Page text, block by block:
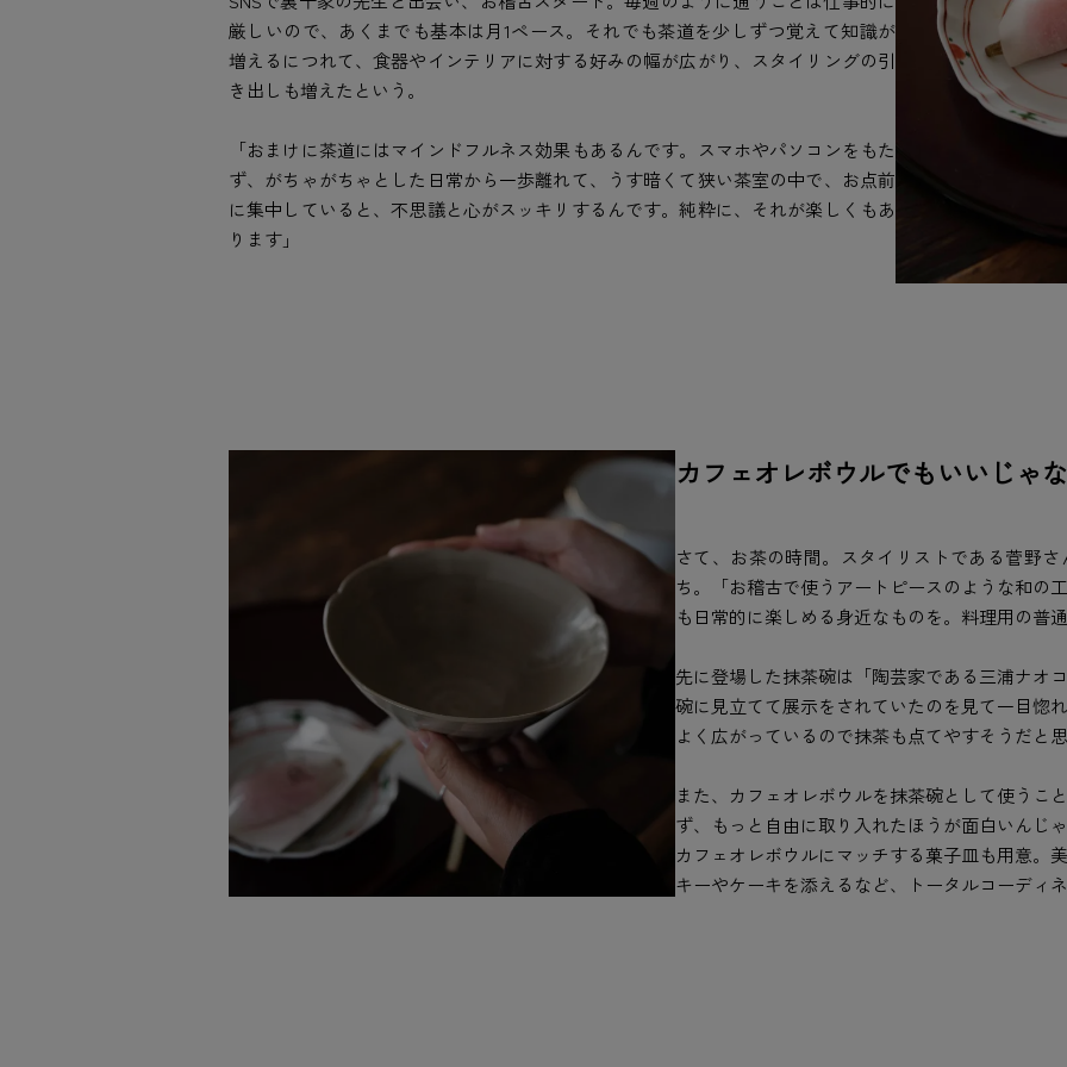
厳しいので、あくまでも基本は月1ペース。それでも茶道を少しずつ覚えて知識が
増えるにつれて、食器やインテリアに対する好みの幅が広がり、スタイリングの引
き出しも増えたという。
「おまけに茶道にはマインドフルネス効果もあるんです。スマホやパソコンをもた
ず、がちゃがちゃとした日常から一歩離れて、うす暗くて狭い茶室の中で、お点前
に集中していると、不思議と心がスッキリするんです。純粋に、それが楽しくもあ
ります」
カフェオレボウルでもいいじゃ
さて、お茶の時間。スタイリストである菅野
ち。「お稽古で使うアートピースのような和の
も日常的に楽しめる身近なものを。料理用の普
先に登場した抹茶碗は「陶芸家である三浦ナオ
碗に見立てて展示をされていたのを見て一目惚
よく広がっているので抹茶も点てやすそうだと
また、カフェオレボウルを抹茶碗として使うこ
ず、もっと自由に取り入れたほうが面白いんじ
カフェオレボウルにマッチする菓子皿も用意。
キーやケーキを添えるなど、トータルコーディ